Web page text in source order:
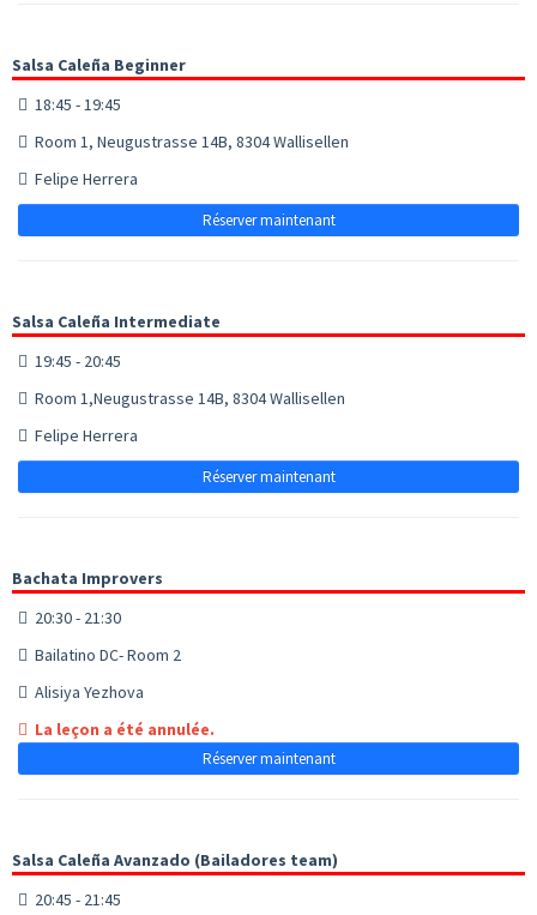
Salsa Caleña Beginner
18:45 - 19:45
Room 1, Neugustrasse 14B, 8304 Wallisellen
Felipe Herrera
Réserver maintenant
Salsa Caleña Intermediate
19:45 - 20:45
Room 1,Neugustrasse 14B, 8304 Wallisellen
Felipe Herrera
Réserver maintenant
Bachata Improvers
20:30 - 21:30
Bailatino DC- Room 2
Alisiya Yezhova
La leçon a été annulée.
Réserver maintenant
Salsa Caleña Avanzado (Bailadores team)
20:45 - 21:45